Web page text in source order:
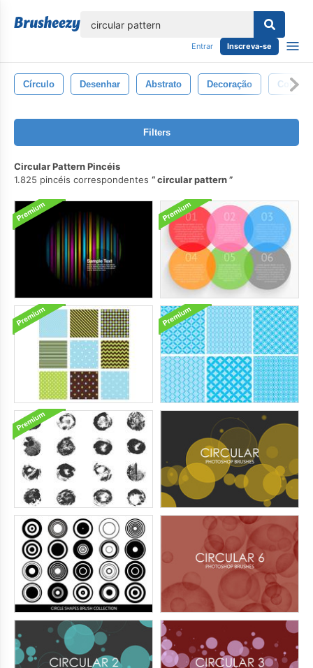
Entrar Inscreva-se
Círculo Desenhar Abstrato Decoração Cor
Filters
Circular Pattern Pincéis
1.825 pincéis correspondentes
circular pattern